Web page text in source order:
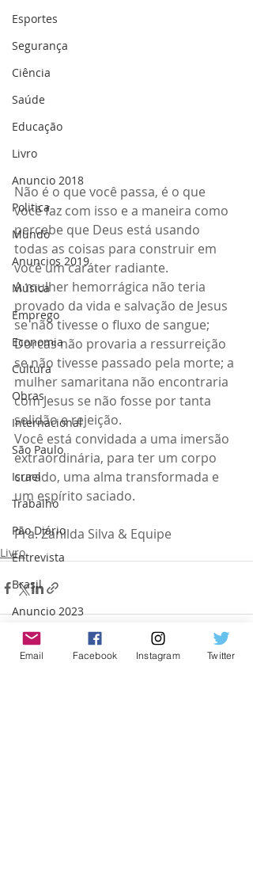
Esportes
Segurança
Ciência
Saúde
Educação
Livro
Anuncio 2018
Politica
Mundo
Anuncios 2019
Música
Emprego
Economia
Cultura
Obras
Internacional
São Paulo
Israel
Trabalho
Pão Diário
Entrevista
Brasil
Anuncio 2023
Cajamar
Não é o que você passa, é o que
você faz com isso e a maneira como
percebe que Deus está usando
todas as coisas para construir em
você um caráter radiante.
A mulher hemorrágica não teria
provado da vida e salvação de Jesus
se não tivesse o fluxo de sangue;
Dorcas não provaria a ressurreição
se não tivesse passado pela morte; a
mulher samaritana não encontraria
com Jesus se não fosse por tanta
solidão e rejeição.
Você está convidada a uma imersão
extraordinária, para ter um corpo
curado, uma alma transformada e
um espírito saciado.
Pra. Zanilda Silva & Equipe
Livro
Email Facebook Instagram Twitter